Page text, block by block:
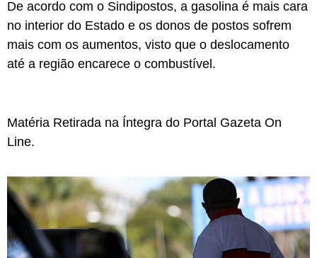
De acordo com o Sindipostos, a gasolina é mais cara
no interior do Estado e os donos de postos sofrem
mais com os aumentos, visto que o deslocamento
até a região encarece o combustível.
Matéria Retirada na Íntegra do Portal Gazeta On
Line.